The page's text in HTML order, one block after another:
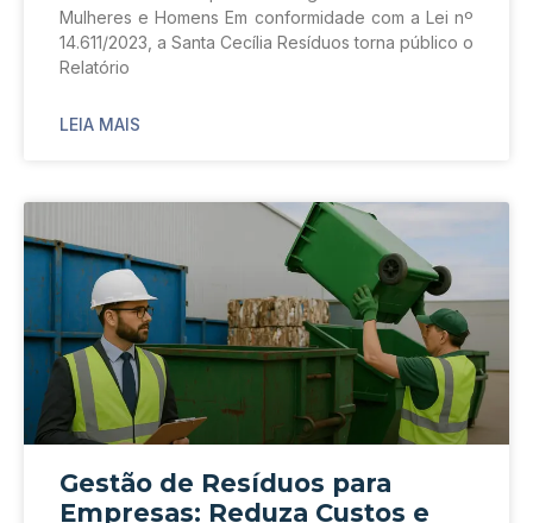
Mulheres e Homens Em conformidade com a Lei nº
14.611/2023, a Santa Cecília Resíduos torna público o
Relatório
LEIA MAIS
Gestão de Resíduos para
Empresas: Reduza Custos e